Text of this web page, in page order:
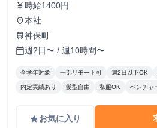
currency_yen 時給1400円
place本社
train神保町
calendar_today週2日〜 / 週10時間〜
全学年対象 一部リモート可 週2日以下OK
内定実績あり 髪型自由 私服OK ベンチャ
gradeお気に入り